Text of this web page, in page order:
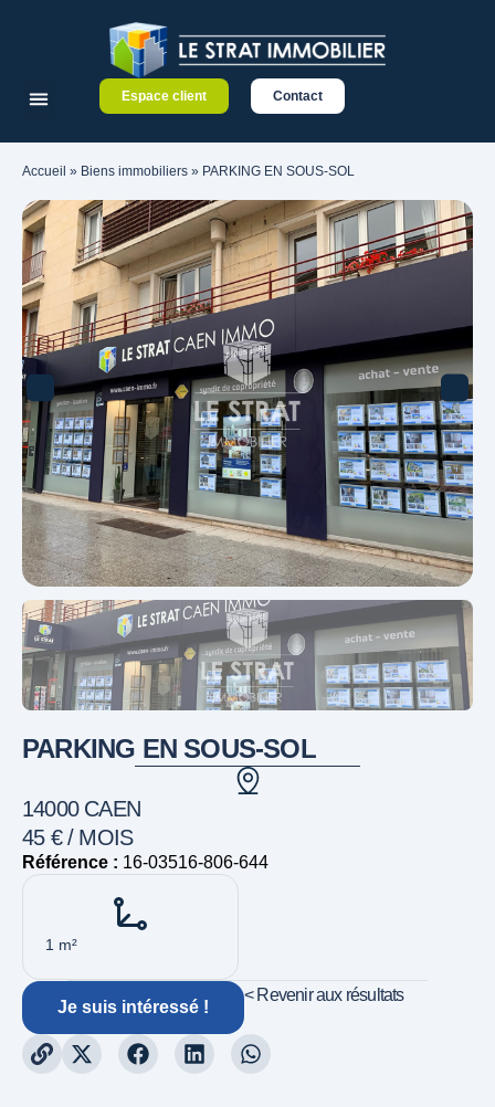
Espace client Contact
Accueil » Biens immobiliers » PARKING EN SOUS-SOL
PARKING EN SOUS-SOL
14000 CAEN
45 € / MOIS
Référence : 16-03516-806-644
1 m²
Je suis intéressé !
< Revenir aux résultats